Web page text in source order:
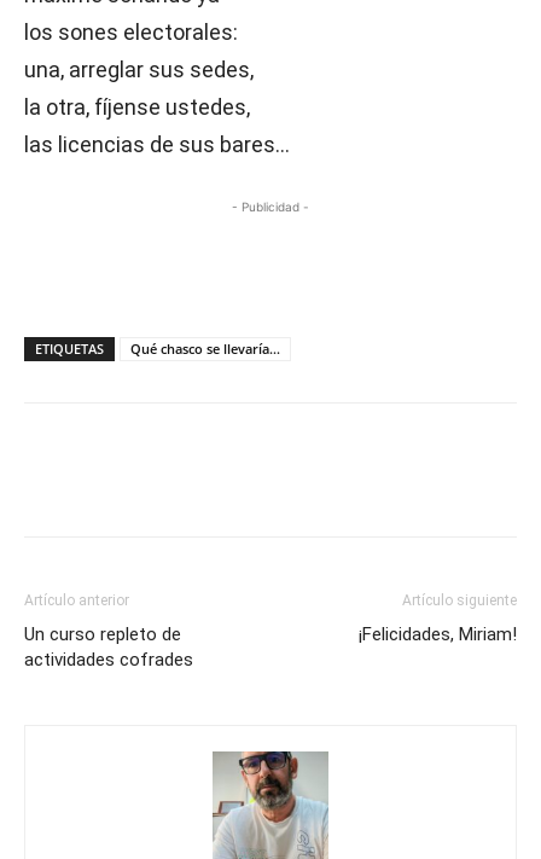
los sones electorales:
una, arreglar sus sedes,
la otra, fíjense ustedes,
las licencias de sus bares…
- Publicidad -
ETIQUETAS Qué chasco se llevaría…
Artículo anterior
Un curso repleto de
actividades cofrades
Artículo siguiente
¡Felicidades, Miriam!